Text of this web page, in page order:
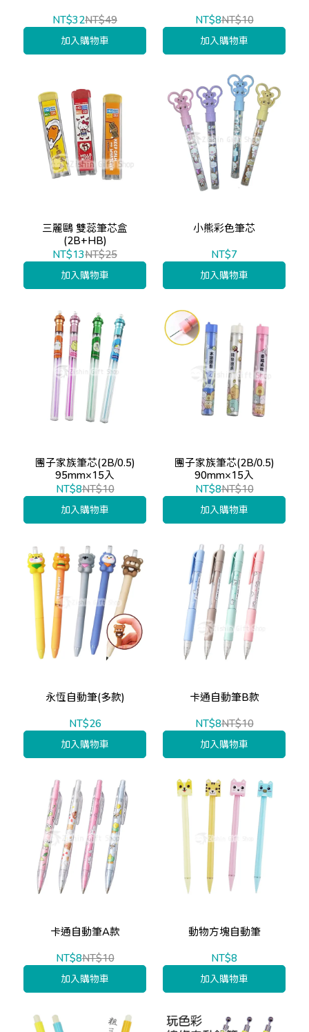
NT$32NT$49
加入購物車
NT$8NT$10
加入購物車
三麗鷗 雙蕊筆芯盒
(2B+HB)
NT$13NT$25
加入購物車
小熊彩色筆芯
NT$7
加入購物車
團子家族筆芯(2B/0.5)
95mm×15入
NT$8NT$10
加入購物車
團子家族筆芯(2B/0.5)
90mm×15入
NT$8NT$10
加入購物車
永恆自動筆(多款)
NT$26
加入購物車
卡通自動筆B款
NT$8NT$10
加入購物車
卡通自動筆A款
NT$8NT$10
加入購物車
動物方塊自動筆
NT$8
加入購物車